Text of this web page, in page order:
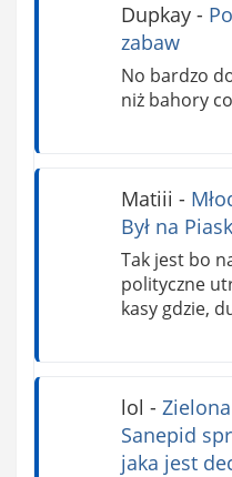
Dupkay-
zabaw
No bardzo
niż bahory
Matiii -
Był na
Tak jest bo
polityczne
kasy gdzie,
lol -
Sanepid
jaka jest